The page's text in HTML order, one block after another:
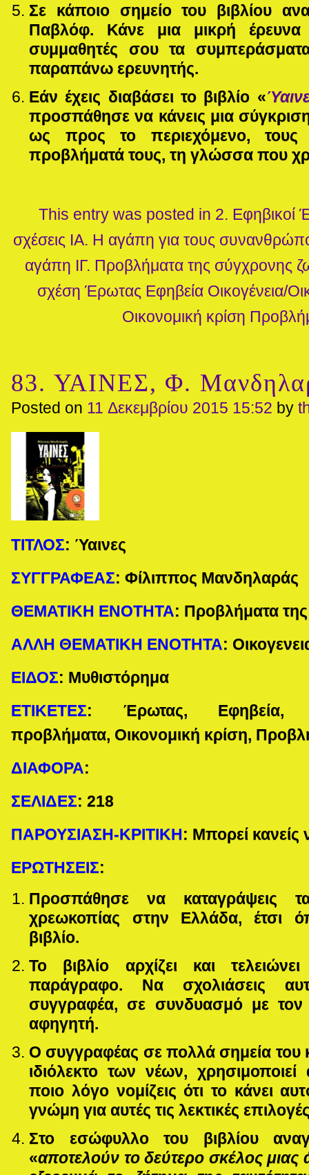
Σε κάποιο σημείο του βιβλίου
Παβλόφ. Κάνε μια μικρή έρευνα
συμμαθητές σου τα
παραπάνω ερευνητής.
Εάν έχεις διαβάσει το βιβλίο «
προσπάθησε να κάνεις μια
ως προς το περιεχόμενο, τους
προβλήματά τους, τη γλώσσα που
This entry was posted in 2. Εφηβικοί
σχέσεις ΙΑ. Η αγάπη για τους
αγάπη ΙΓ. Προβλήματα της σύγχρονης
σχέση Έρωτας Εφηβεία Οικογένεια/
Οικονομική κρίση
83. ΥΑΙΝΕΣ, Φ.
Posted on 11 Δεκεμβρίου 2015 15:52 by
ΤΙΤΛΟΣ: Ύαινες
ΣΥΓΓΡΑΦΕΑΣ: Φίλιππος Μανδηλαράς
ΘΕΜΑΤΙΚΗ ΕΝΟΤΗΤΑ: Προβλήματα
ΑΛΛΗ ΘΕΜΑΤΙΚΗ ΕΝΟΤΗΤΑ:
ΕΙΔΟΣ: Μυθιστόρημα
ΕΤΙΚΕΤΕΣ: Έρωτας, Εφηβεία,
προβλήματα, Οικονομική κρίση,
ΔΙΑΦΟΡΑ:
ΣΕΛΙΔΕΣ:218
ΠΑΡΟΥΣΙΑΣΗ-ΚΡΙΤΙΚΗ: Μπορεί κανείς
ΕΡΩΤΗΣΕΙΣ:
Προσπάθησε να καταγράψεις
χρεωκοπίας στην Ελλάδα, έτσι
βιβλίο.
Το βιβλίο αρχίζει και
παράγραφο. Να σχολιάσεις
συγγραφέα, σε συνδυασμό με
αφηγητή.
Ο συγγραφέας σε πολλά σημεία του
ιδιόλεκτο των νέων, χρησιμοποιεί
ποιο λόγο νομίζεις ότι το κάνει
γνώμη για αυτές τις λεκτικές
Στο εσώφυλλο του βιβλίου
«αποτελούν το δεύτερο σκέλος μιας